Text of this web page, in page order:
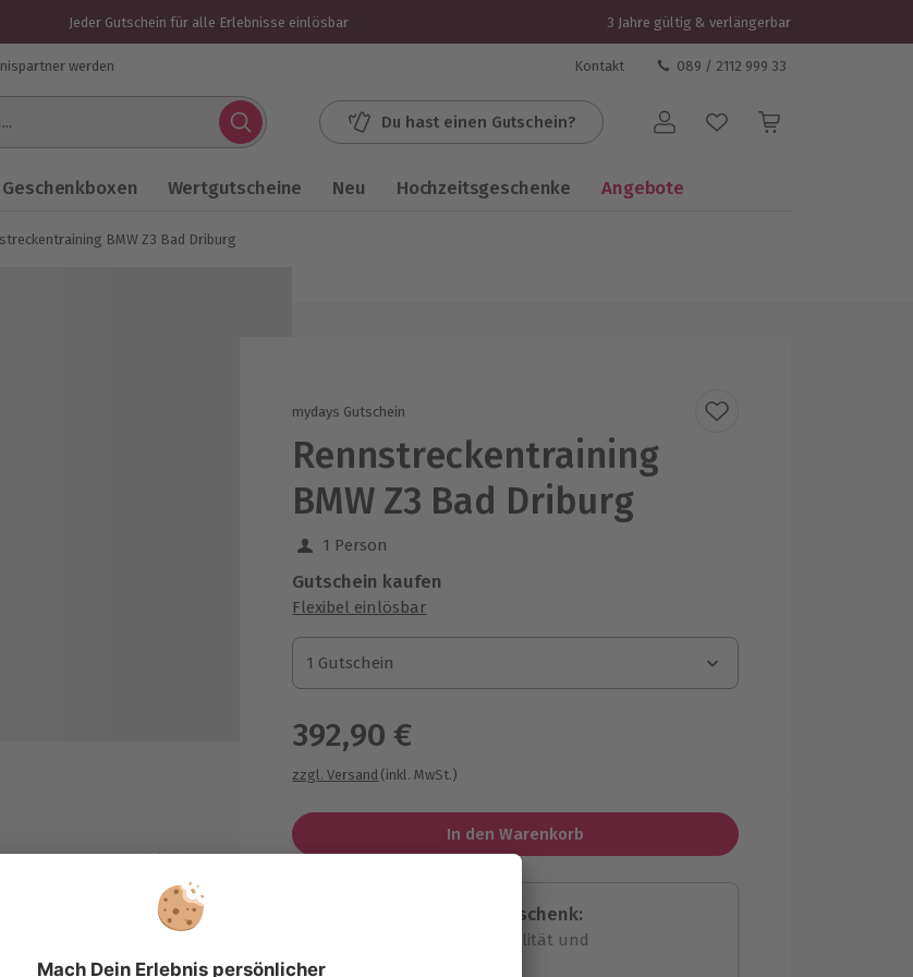
Jeder Gutschein für alle Erlebnisse einlösbar 3 Jahre gültig & verlängerbar
werden Kontakt 089 / 2112 999 33
Du hast einen Gutschein? Benutzerkonto
Geschenkboxen Wertgutscheine Neu Hochzeitsgeschenke Angebote
BMW Z3 Bad Driburg
mydays Gutschein
Rennstreckentraining
BMW Z3 Bad Driburg
1 Person
Gutschein kaufen
Flexibel einlösbar
1 Gutschein
1 Gutschein
1 Gutschein
392,90 €
zzgl. Versand (inkl. MwSt.)
In den Warenkorb
Immer das passende Geschenk:
Große Auswahl, volle Flexibilität und
maximale Sicherheit
Technische
von 0 auf 100 in 5,2